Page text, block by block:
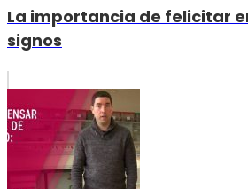
La importancia de felicitar
signos